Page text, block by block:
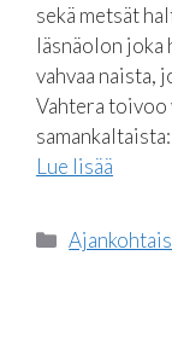
sekä metsät
läsnäolon joka
vahvaa naista,
Vahtera
Lue lisää
Kategoriat